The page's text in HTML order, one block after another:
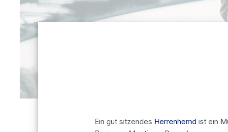
Ein gut sitzendes Herrenhemd ist ein